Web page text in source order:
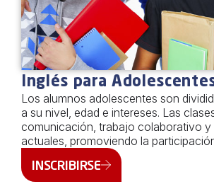
Inglés para
Los alumnos adolescentes son
a su nivel, edad e intereses. Las
comunicación, trabajo colaborativo y
actuales, promoviendo la
real del idioma. Acompañamos su
académico fortaleciendo la confianza,
INSCRIBIRSE